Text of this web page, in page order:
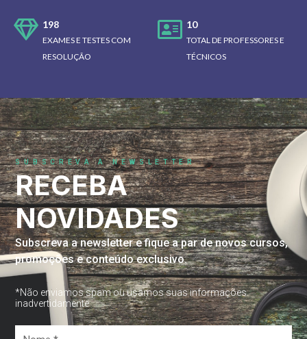
198
EXAMES E TESTES COM
RESOLUÇÃO
10
TOTAL DE PROFESSORES E
TÉCNICOS
SUBSCREVA A NEWSLETTER
RECEBA
NOVIDADES
Subscreva a newsletter e fique a par de novos cursos,
promoções e conteúdo exclusivo.
*Não enviamos spam ou usamos suas informações
inadvertidamente